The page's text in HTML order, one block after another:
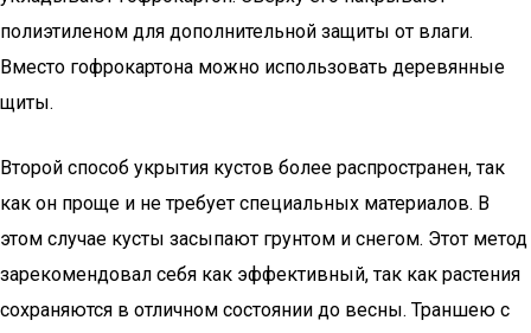
полиэтиленом для дополнительной защиты от влаги.
Вместо гофрокартона можно использовать деревянные
щиты.
Второй способ укрытия кустов более распространен, так
как он проще и не требует специальных материалов. В
этом случае кусты засыпают грунтом и снегом. Этот метод
зарекомендовал себя как эффективный, так как растения
сохраняются в отличном состоянии до весны. Траншею с